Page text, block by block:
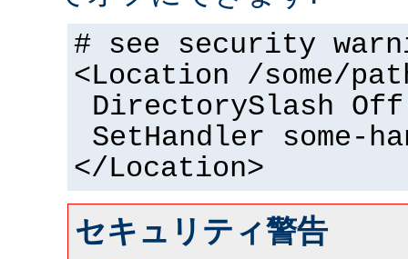
# see security
<Location /some/
DirectorySlash Off
SetHandler some-
</Location>
セキュリティ警告